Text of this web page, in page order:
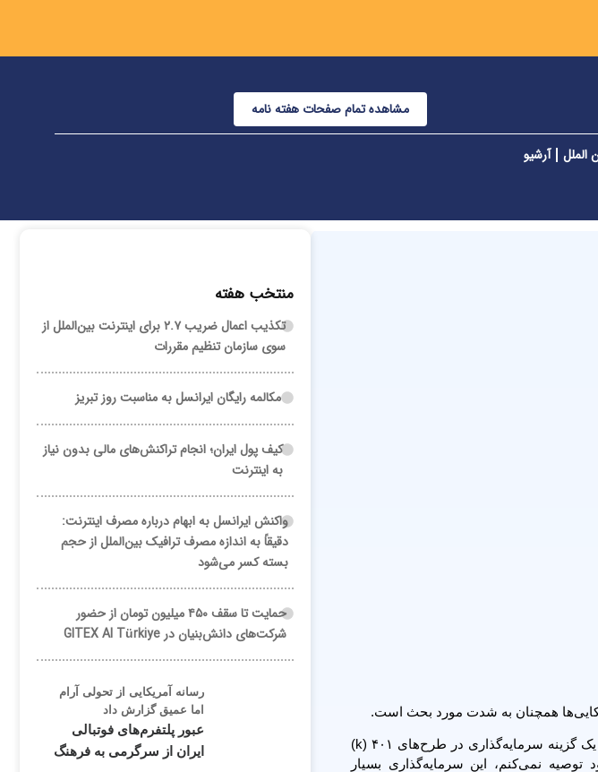
مشاهده تمام صفحات هفته نامه
الملل آرشیو
همچنان به شدت مورد بحث است.
جانت یلن، وزیر خزانه‌داری ایالات‌متحده در مورد اعلام فیدلیتی برای استفاده از بیت‌کوین به عنوان یک گزینه سرمایه‌گذاری در طرح‌های ۴۰۱ (k)
توصیه نمی‌کنم، این سرمایه‌گذاری بسیار
منتخب هفته
تکذیب اعمال ضریب ۲.۷ برای اینترنت بین‌الملل از
سوی سازمان تنظیم مقررات
مکالمه رایگان ایرانسل به مناسبت روز تبریز
کیف پول ایران؛ انجام تراکنش‌های مالی بدون نیاز
به اینترنت
واکنش ایرانسل به ابهام درباره مصرف اینترنت:
دقیقاً به اندازه مصرف ترافیک بین‌الملل از حجم
بسته کسر می‌شود
حمایت تا سقف ۴۵۰ میلیون تومان از حضور
شرکت‌های دانش‌بنیان در GITEX AI Türkiye
رسانه آمریکایی از تحولی آرام
اما عمیق گزارش داد
عبور پلتفرم‌های فوتبالی
ایران از سرگرمی به فرهنگ